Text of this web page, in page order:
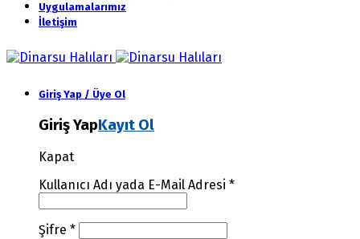
Uygulamalarımız
İletişim
Giriş Yap / Üye Ol
Giriş YapKayıt Ol
Kapat
Kullanıcı Adı yada E-Mail Adresi *
Şifre *